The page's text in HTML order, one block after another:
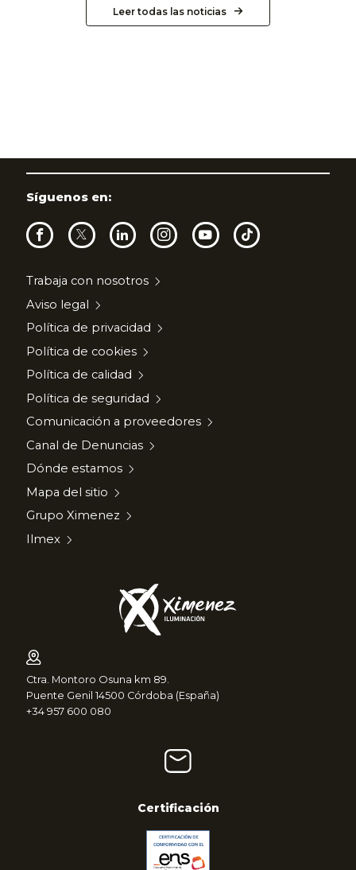
Leer todas las noticias
Trabaja con nosotros
Aviso legal
Política de privacidad
Política de cookies
Política de calidad
Política de seguridad
Comunicación a proveedores
Canal de Denuncias
Dónde estamos
Mapa del sitio
Grupo Ximenez
Ilmex
Síguenos en:
Ctra. Montoro Osuna km 89.
Puente Genil 14500 Córdoba (España)
+34 957 600 080
Certificación